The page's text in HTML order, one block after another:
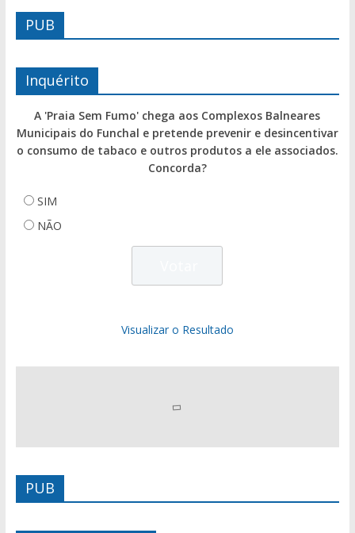
PUB
Inquérito
A 'Praia Sem Fumo' chega aos Complexos Balneares
Municipais do Funchal e pretende prevenir e desincentivar
o consumo de tabaco e outros produtos a ele associados.
Concorda?
SIM
NÃO
Visualizar o Resultado
PUB